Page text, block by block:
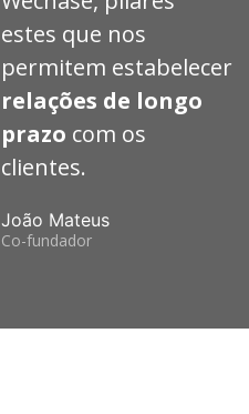
estes que nos
permitem estabelecer
relações de longo
prazo com os
clientes.
João Mateus
Co-fundador